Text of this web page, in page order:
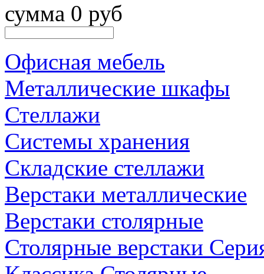
сумма 0 руб
Офисная мебель
Металлические шкафы
Стеллажи
Системы хранения
Складские стеллажи
Верстаки металлические
Верстаки столярные
Столярные верстаки